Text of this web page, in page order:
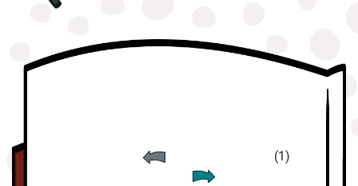
(1)